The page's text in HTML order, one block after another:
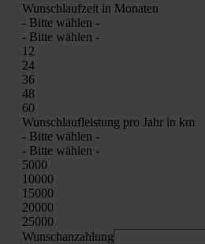
Wunsch­lauf­zeit in Mona­ten
- Bit­te wäh­len -
- Bit­te wäh­len -
12
24
36
48
60
Wunsch­lauf­leis­tung pro Jahr in km
- Bit­te wäh­len -
- Bit­te wäh­len -
5000
10000
15000
20000
25000
Wunschan­zah­lung